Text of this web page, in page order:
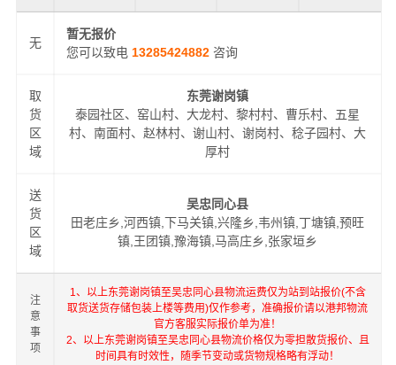
无
暂无报价
您可以致电 13285424882 咨询
取
货
区
域
东莞谢岗镇
泰园社区、窑山村、大龙村、黎村村、曹乐村、五星
村、南面村、赵林村、谢山村、谢岗村、稔子园村、大
厚村
送
货
区
域
吴忠同心县
田老庄乡,河西镇,下马关镇,兴隆乡,韦州镇,丁塘镇,预旺
镇,王团镇,豫海镇,马高庄乡,张家垣乡
注
意
事
项
1、以上东莞谢岗镇至吴忠同心县物流运费仅为站到站报价(不含
取货送货存储包装上楼等费用)仅作参考，准确报价请以港邦物流
官方客服实际报价单为准！
2、以上东莞谢岗镇至吴忠同心县物流价格仅为零担散货报价、且
时间具有时效性，随季节变动或货物规格略有浮动！